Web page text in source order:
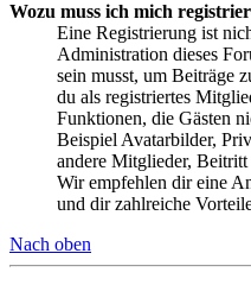
Wozu muss ich mich
Eine Registrierung ist
Administration dieses
sein musst, um Beiträge
du als registriertes
Funktionen, die Gästen
Beispiel Avatarbilder,
andere Mitglieder,
Wir empfehlen dir eine
und dir zahlreiche
Nach oben